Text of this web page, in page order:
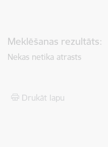
Meklēšanas rezultāts:
Nekas netika atrasts
Drukāt lapu